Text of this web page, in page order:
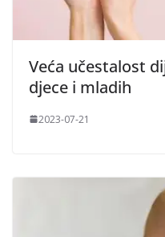
Veća učestalost
djece i mladih
2023-07-21